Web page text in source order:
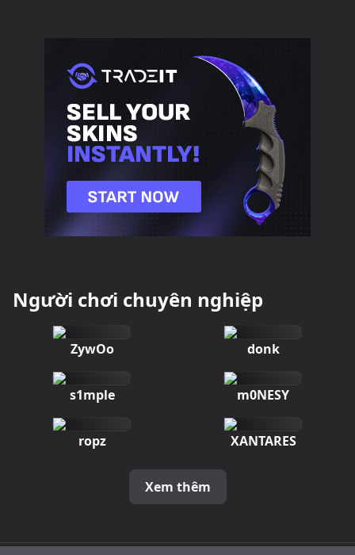
Người chơi chuyên nghiệp
ZywOo donk
s1mple m0NESY
ropz XANTARES
Xem thêm